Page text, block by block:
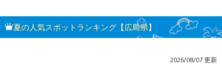
夏の人気スポットランキング【広島県】
2026/08/07 更新